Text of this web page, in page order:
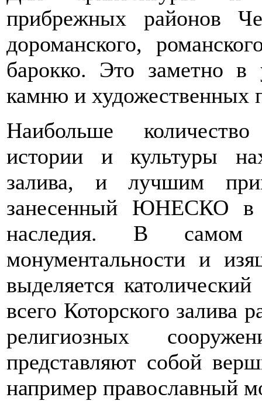
прибрежных районов
дороманского,
барокко. Это заметно в
камню и художественных
Наибольше
истории и культуры
залива, и лучшим
занесенный ЮНЕСКО в
наследия. В самом
монументальности и
выделяется
всего Которского залива
религиозных
представляют собой
например православный